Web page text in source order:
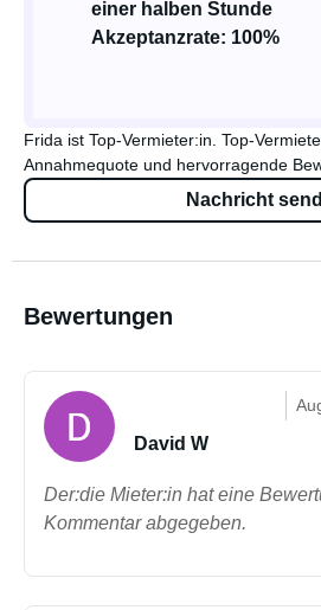
einer halben Stunde
Akzeptanzrate: 100%
Frida ist Top-Vermieter:in. Top-
Annahmequote und hervorragende
Nachricht
Bewertungen
David W
Der:die Mieter:in hat eine
Kommentar abgegeben.